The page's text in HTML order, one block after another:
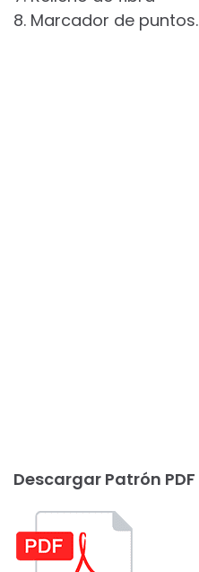
8. Marcador de puntos.
Descargar Patrón PDF